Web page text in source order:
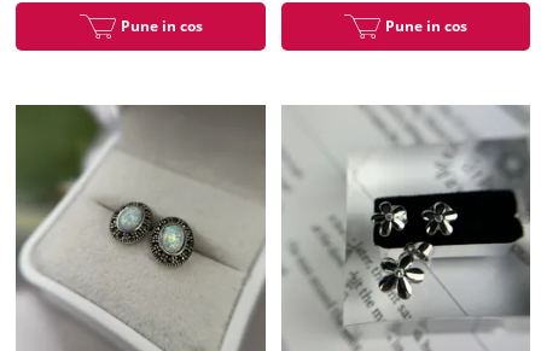
Pune in cos Pune in cos